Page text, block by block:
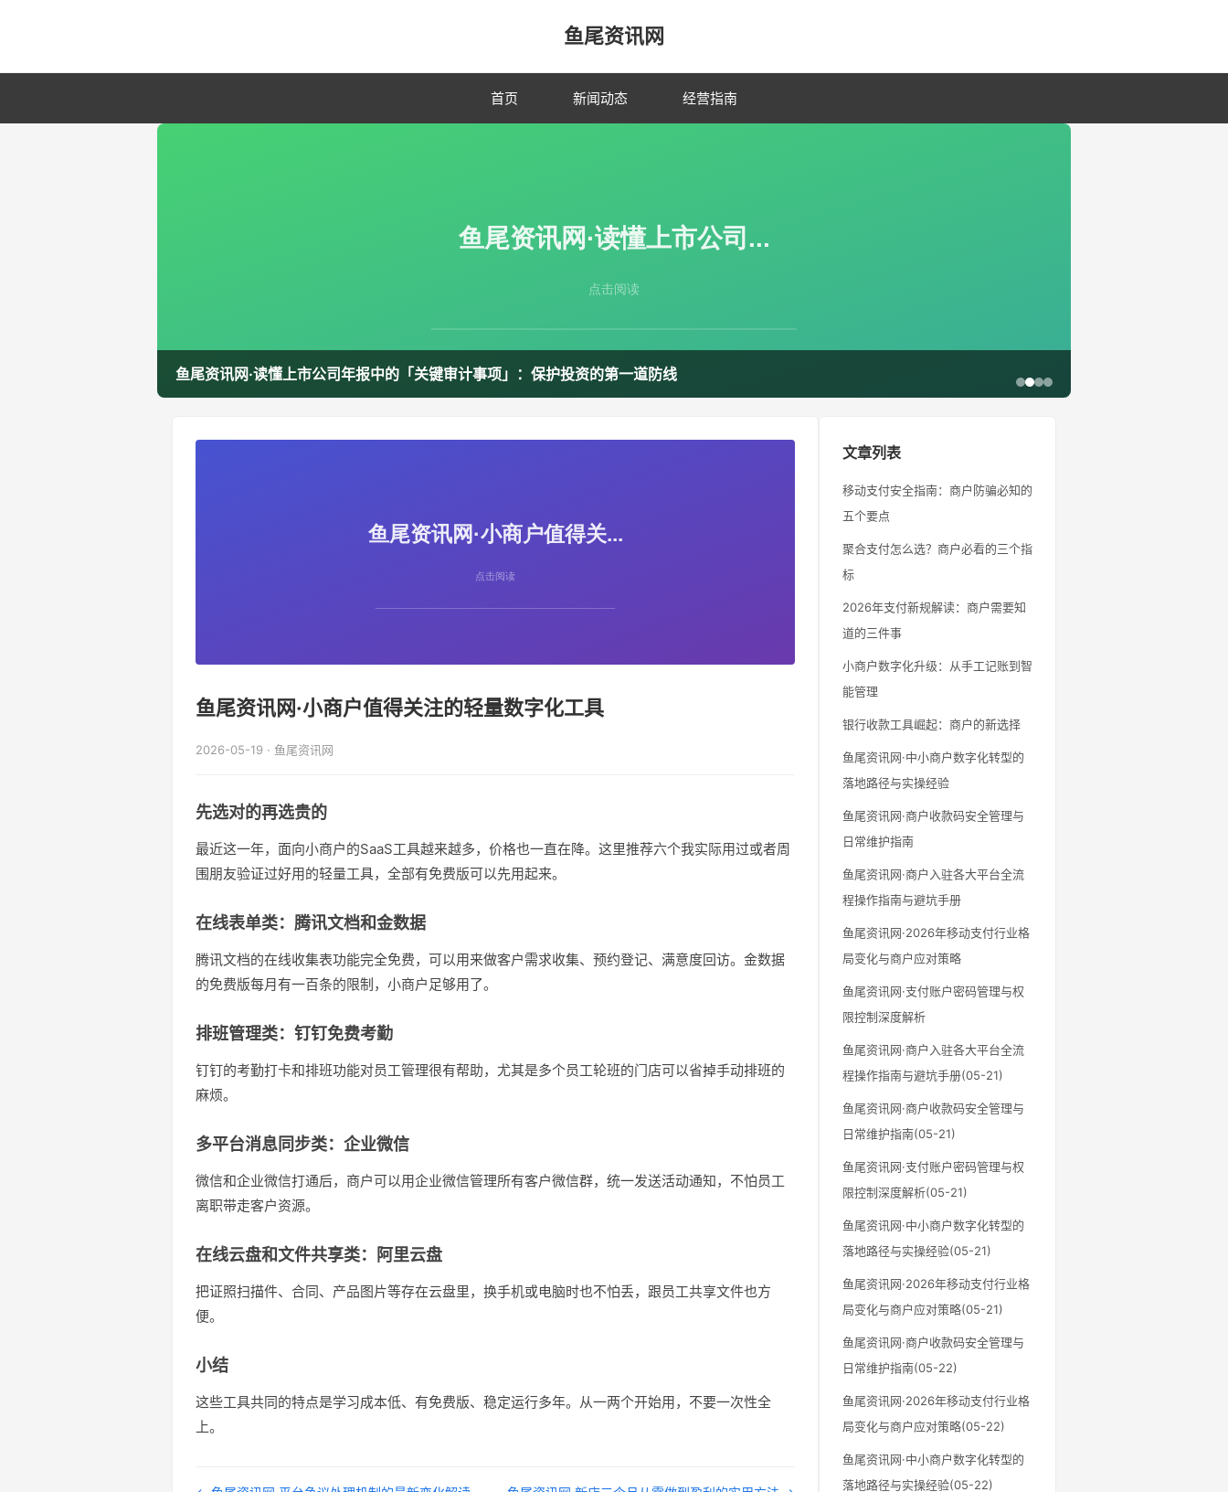
鱼尾资讯网
首页 新闻动态 经营指南
鱼尾资讯网·读懂上市公司年报中的「关键审计事项」：保护投资的第一道防线
鱼尾资讯网·小商户值得关注的轻量数字化工具
2026-05-19 · 鱼尾资讯网
先选对的再选贵的
最近这一年，面向小商户的SaaS工具越来越多，价格也一直在降。这里推荐六个我实际用过或者周
围朋友验证过好用的轻量工具，全部有免费版可以先用起来。
在线表单类：腾讯文档和金数据
腾讯文档的在线收集表功能完全免费，可以用来做客户需求收集、预约登记、满意度回访。金数据
的免费版每月有一百条的限制，小商户足够用了。
排班管理类：钉钉免费考勤
钉钉的考勤打卡和排班功能对员工管理很有帮助，尤其是多个员工轮班的门店可以省掉手动排班的
麻烦。
多平台消息同步类：企业微信
微信和企业微信打通后，商户可以用企业微信管理所有客户微信群，统一发送活动通知，不怕员工
离职带走客户资源。
在线云盘和文件共享类：阿里云盘
把证照扫描件、合同、产品图片等存在云盘里，换手机或电脑时也不怕丢，跟员工共享文件也方
便。
小结
这些工具共同的特点是学习成本低、有免费版、稳定运行多年。从一两个开始用，不要一次性全
上。
文章列表
移动支付安全指南：商户防骗必知的
五个要点
聚合支付怎么选？商户必看的三个指
标
2026年支付新规解读：商户需要知
道的三件事
小商户数字化升级：从手工记账到智
能管理
银行收款工具崛起：商户的新选择
鱼尾资讯网·中小商户数字化转型的
落地路径与实操经验
鱼尾资讯网·商户收款码安全管理与
日常维护指南
鱼尾资讯网·商户入驻各大平台全流
程操作指南与避坑手册
鱼尾资讯网·2026年移动支付行业格
局变化与商户应对策略
鱼尾资讯网·支付账户密码管理与权
限控制深度解析
鱼尾资讯网·商户入驻各大平台全流
程操作指南与避坑手册(05-21)
鱼尾资讯网·商户收款码安全管理与
日常维护指南(05-21)
鱼尾资讯网·支付账户密码管理与权
限控制深度解析(05-21)
鱼尾资讯网·中小商户数字化转型的
落地路径与实操经验(05-21)
鱼尾资讯网·2026年移动支付行业格
局变化与商户应对策略(05-21)
鱼尾资讯网·商户收款码安全管理与
日常维护指南(05-22)
鱼尾资讯网·2026年移动支付行业格
局变化与商户应对策略(05-22)
鱼尾资讯网·中小商户数字化转型的
落地路径与实操经验(05-22)